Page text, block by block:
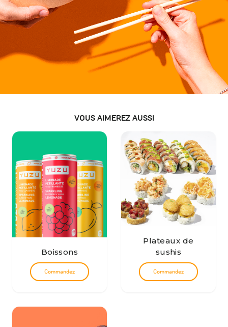
VOUS AIMEREZ AUSSI
Boissons
Commandez
Plateaux de
sushis
Commandez